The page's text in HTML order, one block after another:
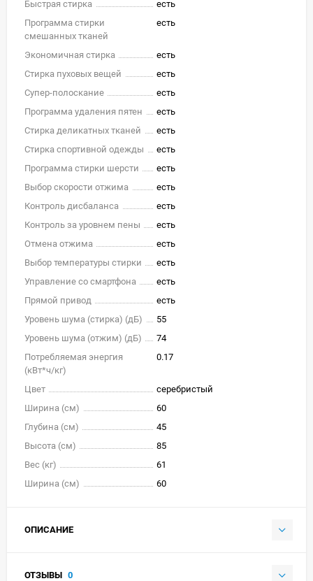
Быстрая стирка
есть
Программа стирки
смешанных тканей
есть
Экономичная стирка
есть
Стирка пуховых вещей
есть
Супер-полоскание
есть
Программа удаления пятен
есть
Стирка деликатных тканей
есть
Стирка спортивной одежды
есть
Программа стирки шерсти
есть
Выбор скорости отжима
есть
Контроль дисбаланса
есть
Контроль за уровнем пены
есть
Отмена отжима
есть
Выбор температуры стирки
есть
Управление со смартфона
есть
Прямой привод
есть
Уровень шума (стирка) (дБ)
55
Уровень шума (отжим) (дБ)
74
Потребляемая энергия
(кВт*ч/кг)
0.17
Цвет
серебристый
Ширина (см)
60
Глубина (см)
45
Высота (см)
85
Вес (кг)
61
Ширина (см)
60
ОПИСАНИЕ
ОТЗЫВЫ 0